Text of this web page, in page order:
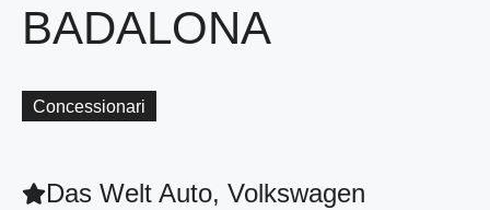
BADALONA
Concessionari
Das Welt Auto, Volkswagen